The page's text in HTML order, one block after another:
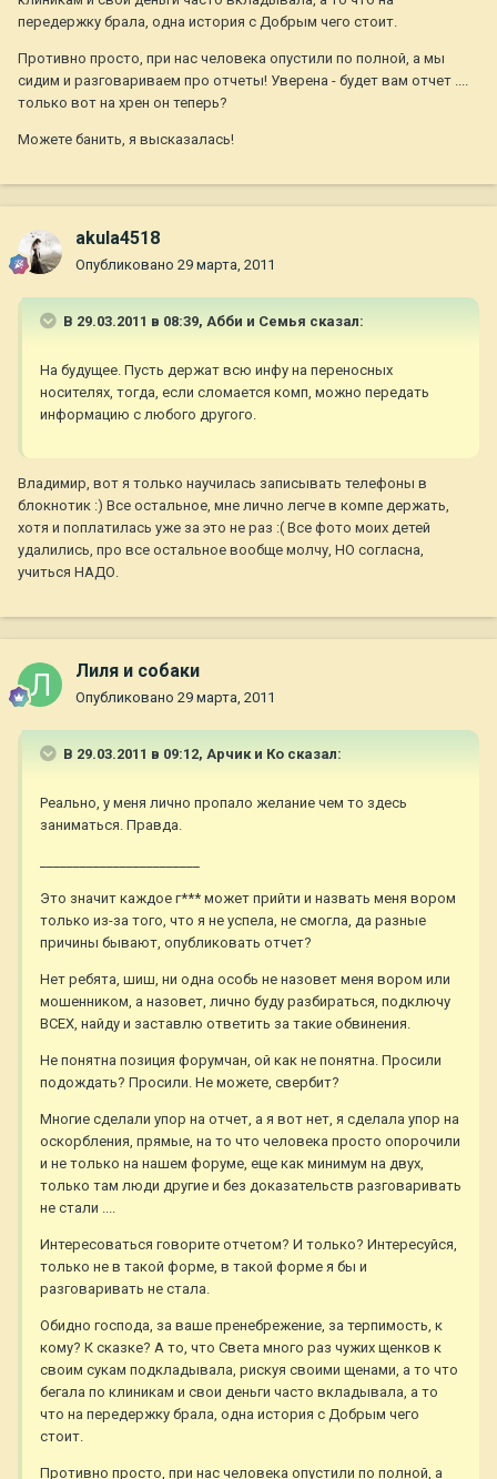
передержку брала, одна история с Добрым чего стоит.
Противно просто, при нас человека опустили по полной, а мы
сидим и разговариваем про отчеты! Уверена - будет вам отчет ....
только вот на хрен он теперь?
Можете банить, я высказалась!
akula4518
Опубликовано 29 марта, 2011
В 29.03.2011 в 08:39, Абби и Семья сказал:
На будущее. Пусть держат всю инфу на переносных
носителях, тогда, если сломается комп, можно передать
информацию с любого другого.
Владимир, вот я только научилась записывать телефоны в
блокнотик :) Все остальное, мне лично легче в компе держать,
хотя и поплатилась уже за это не раз :( Все фото моих детей
удалились, про все остальное вообще молчу, НО согласна,
учиться НАДО.
Лиля и собаки
Опубликовано 29 марта, 2011
В 29.03.2011 в 09:12, Арчик и Ко сказал:
Реально, у меня лично пропало желание чем то здесь
заниматься. Правда.
Это значит каждое г*** может прийти и назвать меня вором
только из-за того, что я не успела, не смогла, да разные
причины бывают, опубликовать отчет?
Нет ребята, шиш, ни одна особь не назовет меня вором или
мошенником, а назовет, лично буду разбираться, подключу
ВСЕХ, найду и заставлю ответить за такие обвинения.
Не понятна позиция форумчан, ой как не понятна. Просили
подождать? Просили. Не можете, свербит?
Многие сделали упор на отчет, а я вот нет, я сделала упор на
оскорбления, прямые, на то что человека просто опорочили
и не только на нашем форуме, еще как минимум на двух,
только там люди другие и без доказательств разговаривать
не стали ....
Интересоваться говорите отчетом? И только? Интересуйся,
только не в такой форме, в такой форме я бы и
разговаривать не стала.
Обидно господа, за ваше пренебрежение, за терпимость, к
кому? К сказке? А то, что Света много раз чужих щенков к
своим сукам подкладывала, рискуя своими щенами, а то что
бегала по клиникам и свои деньги часто вкладывала, а то
что на передержку брала, одна история с Добрым чего
стоит.
Противно просто, при нас человека опустили по полной, а